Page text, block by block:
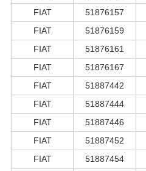
FIAT
51876157
FIAT
51876159
FIAT
51876161
FIAT
51876167
FIAT
51887442
FIAT
51887444
FIAT
51887446
FIAT
51887452
FIAT
51887454